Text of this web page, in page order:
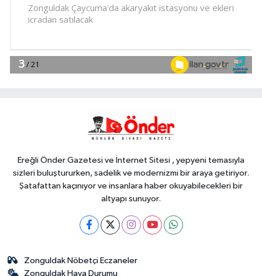
18:00Keşan eski İlçe Millî Eğitim
17:45
yeni Hükümet Konağı'nın temeli
Ereğli Önder Gazetesi ve İnternet Sitesi , yepyeni temasıyla
sizleri buluştururken, sadelik ve modernizmi bir araya getiriyor.
Şatafattan kaçınıyor ve insanlara haber okuyabilecekleri bir
altyapı sunuyor.
Zonguldak Nöbetçi Eczaneler
Zonguldak Hava Durumu